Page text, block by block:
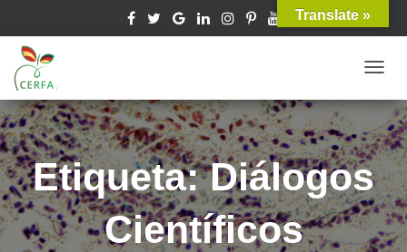
Etiqueta: Diálogos
Científicos
Translate »